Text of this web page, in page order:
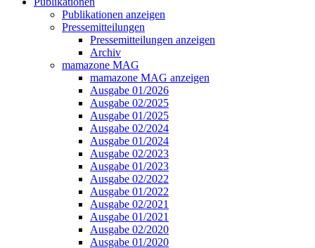
Publikationen anzeigen
Pressemitteilungen
Pressemitteilungen anzeigen
Archiv
mamazone MAG
mamazone MAG anzeigen
Ausgabe 01/2026
Ausgabe 02/2025
Ausgabe 01/2025
Ausgabe 02/2024
Ausgabe 01/2024
Ausgabe 02/2023
Ausgabe 01/2023
Ausgabe 02/2022
Ausgabe 01/2022
Ausgabe 02/2021
Ausgabe 01/2021
Ausgabe 02/2020
Ausgabe 01/2020